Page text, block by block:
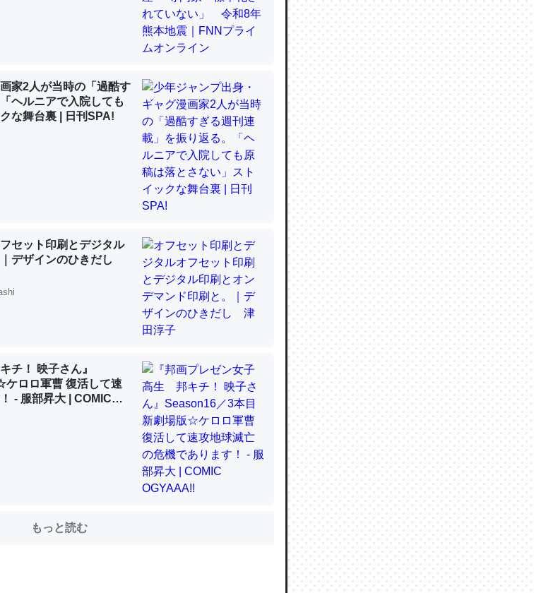
素も不足してて両方に不利だから両方が拮抗してるので
違うのか？
題＝「昆虫はなぜ海にいないのか」に関する新仮説
大量に使う脊椎動物と貝類は苦労してるんだな…。腹足
題＝「昆虫はなぜ海にいないのか」に関する新仮説
。でたまに覗いてる。ぼちぼちRingも置こうかと画策
67歳と僕。ITツール導入でコミュニケーションが劇的に変化し
8を設定中でした。PrimeとかSpotifyを支払う孝行もで
があるはず……
家2人が当時の「過酷す
ヘルニアで入院しても
な舞台裏 | 日刊SPA!
セット印刷とデジタル
デザインのひきだし
チ！ 映子さん』
ロロ軍曹 復活して速
- 服部昇大 | COMIC
もっと読む